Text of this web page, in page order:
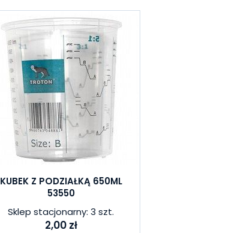
KUBEK Z PODZIAŁKĄ 650ML
53550
Sklep stacjonarny: 3 szt.
2,00 zł